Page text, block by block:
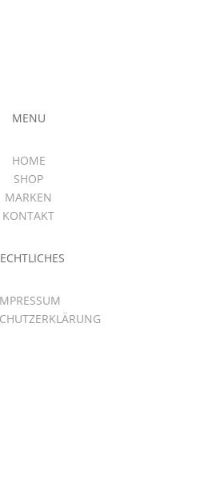
MENU
HOME
SHOP
MARKEN
KONTAKT